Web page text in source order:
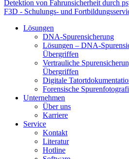
Detektion von Fahrunsicherheit durch
F3D - Schulungs- und
Lösungen
DNA-Spurensicherung
Lösungen – DNA-
Übergriffen
Vertrauliche
Übergriffen
Digitale
Forensische
Unternehmen
Über uns
Karriere
Service
Kontakt
Literatur
Hotline